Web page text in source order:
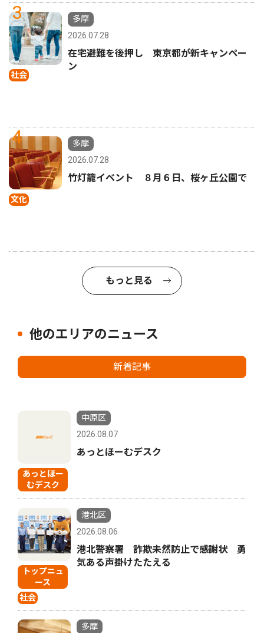
3
社会
多摩
2026.07.28
在宅避難を後押し 東京都が新キャンペー
ン
4
文化
多摩
2026.07.28
竹灯籠イベント ８月６日、桜ヶ丘公園で
もっと見る
他のエリアのニュース
新着記事
あっとほー
むデスク
中原区
2026.08.07
あっとほーむデスク
トップニュ
ース
社会
港北区
2026.08.06
港北警察署 詐欺未然防止で感謝状 勇
気ある声掛けたたえる
多摩